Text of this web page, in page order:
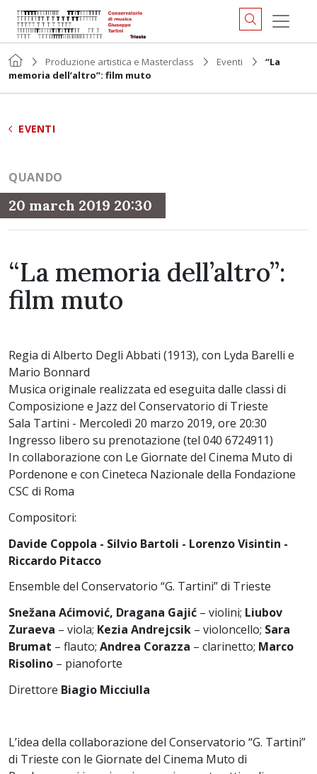
Produzione artistica e Masterclass Eventi
“La
memoria dell’altro”: film muto
EVENTI
QUANDO
20 march 2019 20:30
“La memoria dell’altro”:
film muto
Regia di Alberto Degli Abbati (1913), con Lyda Barelli e
Mario Bonnard
Musica originale realizzata ed eseguita dalle classi di
Composizione e Jazz del Conservatorio di Trieste
Sala Tartini - Mercoledì 20 marzo 2019, ore 20:30
Ingresso libero su prenotazione (tel 040 6724911)
In collaborazione con Le Giornate del Cinema Muto di
Pordenone e con Cineteca Nazionale della Fondazione
CSC di Roma
Compositori:
Davide Coppola - Silvio Bartoli - Lorenzo Visintin -
Riccardo Pitacco
Ensemble del Conservatorio “G. Tartini” di Trieste
Snežana Aćimović, Dragana Gajić – violini; Liubov
Zuraeva – viola; Kezia Andrejcsik – violoncello; Sara
Brumat – flauto; Andrea Corazza – clarinetto; Marco
Risolino – pianoforte
Direttore Biagio Micciulla
L’idea della collaborazione del Conservatorio “G. Tartini”
di Trieste con le Giornate del Cinema Muto di